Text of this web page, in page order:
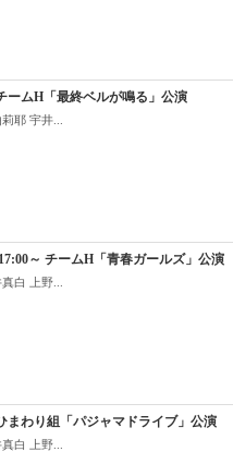
ームH「最終ベルが鳴る」公演
耶 宇井...
～ チームH「青春ガールズ」公演
白 上野...
まわり組「パジャマドライブ」公演
白 上野...